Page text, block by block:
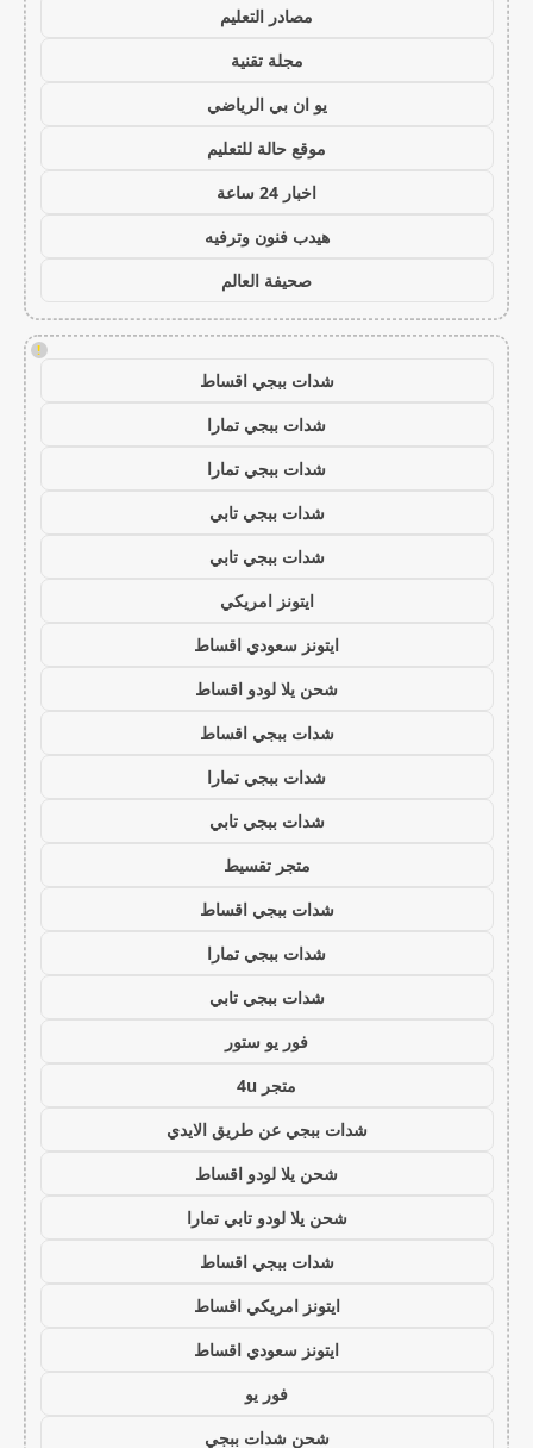
مصادر التعليم
مجلة تقنية
يو ان بي الرياضي
موقع حالة للتعليم
اخبار 24 ساعة
هيدب فنون وترفيه
صحيفة العالم
!
شدات ببجي اقساط
شدات ببجي تمارا
شدات ببجي تمارا
شدات ببجي تابي
شدات ببجي تابي
ايتونز امريكي
ايتونز سعودي اقساط
شحن يلا لودو اقساط
شدات ببجي اقساط
شدات ببجي تمارا
شدات ببجي تابي
متجر تقسيط
شدات ببجي اقساط
شدات ببجي تمارا
شدات ببجي تابي
فور يو ستور
متجر 4u
شدات ببجي عن طريق الايدي
شحن يلا لودو اقساط
شحن يلا لودو تابي تمارا
شدات ببجي اقساط
ايتونز امريكي اقساط
ايتونز سعودي اقساط
فور يو
شحن شدات ببجي